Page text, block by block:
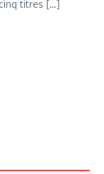
titres […]